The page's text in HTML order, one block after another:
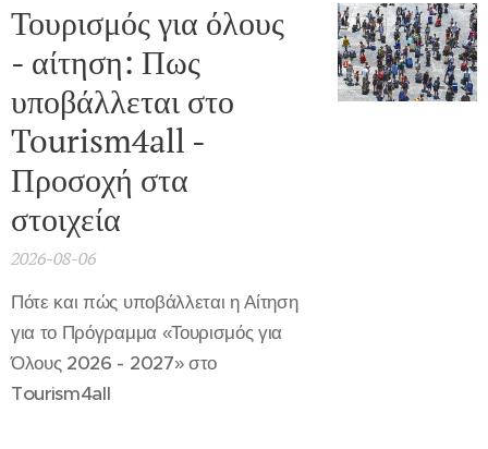
Τουρισμός για όλους
- αίτηση: Πως
υποβάλλεται στο
Tourism4all -
Προσοχή στα
στοιχεία
2026-08-06
Πότε και πώς υποβάλλεται η Αίτηση
για το Πρόγραμμα «Τουρισμός για
Όλους 2026 - 2027» στο
Tourism4all